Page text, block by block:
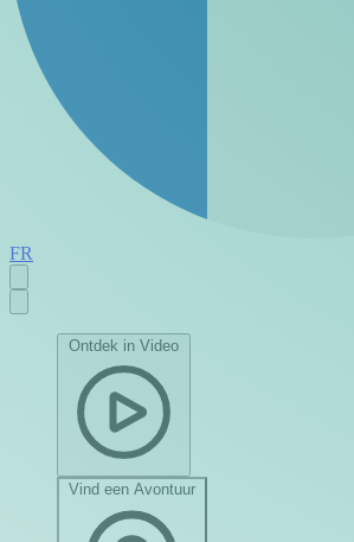
FR
Ontdek in Video
Vind een Avontuur